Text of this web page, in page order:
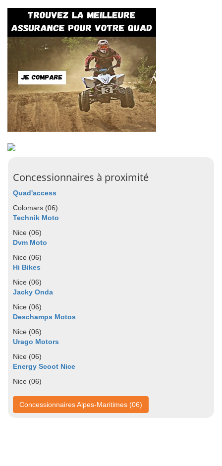
Concessionnaires à proximité
Quad'access
Colomars (06)
Technik Moto
Nice (06)
Dvm Moto
Nice (06)
Hi Bikes
Nice (06)
Jacky Onda
Nice (06)
Deschamps Motos
Nice (06)
Urago Motors
Nice (06)
Energy Scoot Nice
Nice (06)
Concessionnaires Alpes-Maritimes (06)